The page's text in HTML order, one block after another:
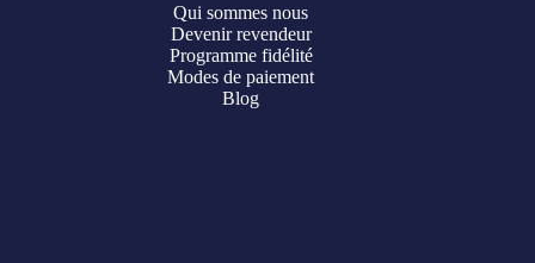
Qui sommes nous
Devenir revendeur
Programme fidélité
Modes de paiement
Blog